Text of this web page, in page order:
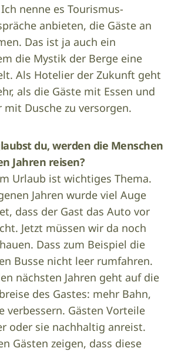
nenne es Tourismus-
anbieten, die Gäste an
Das ist ja auch ein
die Mystik der Berge eine
Als Hotelier der Zukunft geht
als die Gäste mit Essen und
mit Dusche zu versorgen.
du, werden die Menschen
Jahren reisen?
Urlaub ist wichtiges Thema.
Jahren wurde viel Auge
dass der Gast das Auto vor
Jetzt müssen wir da noch
Dass zum Beispiel die
Busse nicht leer rumfahren.
nächsten Jahren geht auf die
des Gastes: mehr Bahn,
verbessern. Gästen Vorteile
oder sie nachhaltig anreist.
Gästen zeigen, dass diese